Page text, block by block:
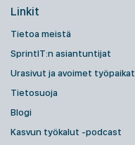
Linkit
Tietoa meistä
SprintIT:n asiantuntijat
Urasivut ja avoimet työpaikat
Tietosuoja
Blogi
Kasvun työkalut -podcast